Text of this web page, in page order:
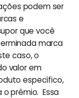
podem ser
e
que você
marca
caso, o
valor em
específico,
prêmio. Essa